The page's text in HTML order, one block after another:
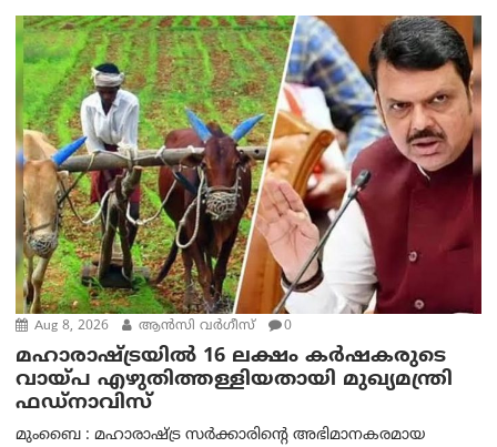
Aug 8, 2026 ആന്‍സി വര്‍ഗീസ് 0
മഹാരാഷ്ട്രയിൽ 16 ലക്ഷം കർഷകരുടെ
വായ്പ എഴുതിത്തള്ളിയതായി മുഖ്യമന്ത്രി
ഫഡ്‌നാവിസ്
മുംബൈ : മഹാരാഷ്ട്ര സർക്കാരിന്റെ അഭിമാനകരമായ